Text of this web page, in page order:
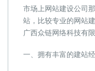
市场上网站建设公司
站，比较专业的网站
广西众链网络科技有
一、拥有丰富的建站